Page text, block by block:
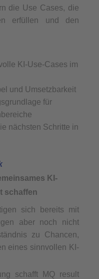
die Use Cases, die
erfüllen und den
KI-Use-Cases im
und Umsetzbarkeit
für
nächsten Schritte in
KI-
schaffen
sich bereits mit
aber noch nicht
zu Chancen,
eines sinnvollen KI-
schafft MQ result